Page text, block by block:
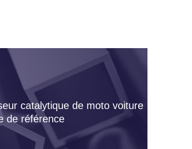
catalytique de moto voiture
de référence